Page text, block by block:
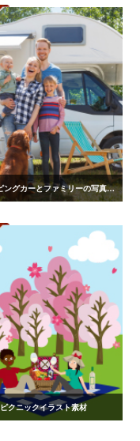
キャンピングカーとファミリーの写真素材
ピクニックイラスト素材